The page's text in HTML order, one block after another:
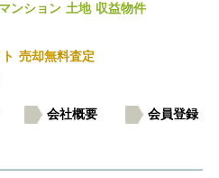
マンション 土地 収益物件
売却無料査定
会社概要
会員登録